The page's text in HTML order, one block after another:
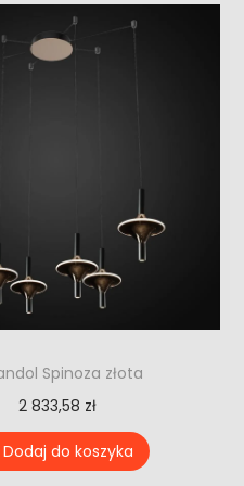
Spinoza złota
2 833,58 zł
Dodaj do koszyka